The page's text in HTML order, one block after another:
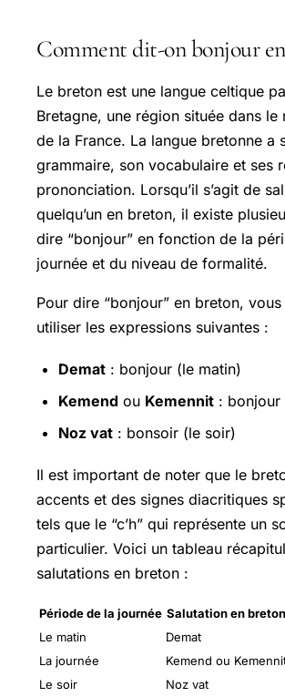
Comment dit-on bonjour
Le breton est une langue celtique
Bretagne, une région située dans le
de la France. La langue bretonne a
grammaire, son vocabulaire et ses
prononciation. Lorsqu’il s’agit de
quelqu’un en breton, il existe
dire “bonjour” en fonction de la
journée et du niveau de formalité.
Pour dire “bonjour” en breton,
utiliser les expressions suivantes :
Demat : bonjour (le matin)
Kemend ou Kemennit : bonjour
Noz vat : bonsoir (le soir)
Il est important de noter que le
accents et des signes diacritiques
tels que le “c’h” qui représente un
particulier. Voici un tableau
salutations en breton :
Période de la journée Salutation en breton
Le matin
Demat
La journée
Kemend ou
Le soir
Noz vat